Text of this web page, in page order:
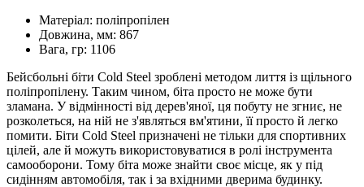
Матеріал: поліпропілен
Довжина, мм: 867
Вага, гр: 1106
Бейсбольні біти Cold Steel зроблені методом лиття із щільного
поліпропілену. Таким чином, біта просто не може бути
зламана. У відмінності від дерев'яної, ця побуту не згниє, не
розколеться, на ній не з'являться вм'ятини, її просто й легко
помити. Біти Cold Steel призначені не тільки для спортивних
цілей, але й можуть використовуватися в ролі інструмента
самооборони. Тому біта може знайти своє місце, як у під
сидінням автомобіля, так і за вхідними дверима будинку.